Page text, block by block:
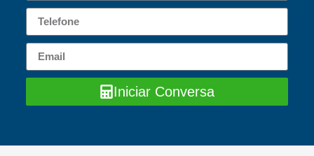
Iniciar Conversa